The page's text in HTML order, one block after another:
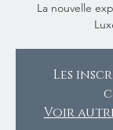
La nouvelle
Les
Voir